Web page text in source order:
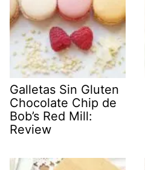
Galletas Sin Gluten
Chocolate Chip de
Bob’s Red Mill:
Review